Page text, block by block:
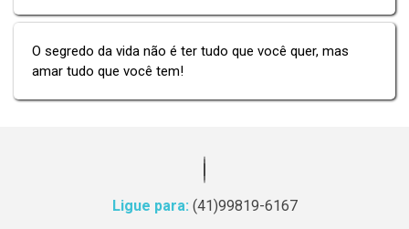
O segredo da vida não é ter tudo que você quer, mas
amar tudo que você tem!
Ligue para: (41)99819-6167